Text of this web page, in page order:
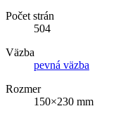
Počet strán
504
Väzba
pevná väzba
Rozmer
150×230 mm